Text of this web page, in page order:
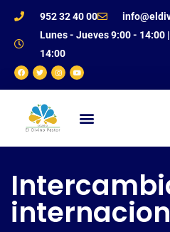
952 32 40 00
Lunes - Jueves 9:00 - 14:00
14:00